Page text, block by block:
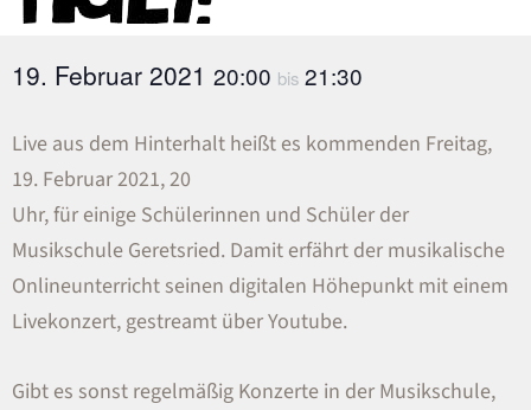
19. Februar 2021 20:00 bis 21:30
Live aus dem Hinterhalt heißt es kommenden Freitag,
19. Februar 2021, 20
Uhr, für einige Schülerinnen und Schüler der
Musikschule Geretsried. Damit erfährt der musikalische
Onlineunterricht seinen digitalen Höhepunkt mit einem
Livekonzert, gestreamt über Youtube.
Gibt es sonst regelmäßig Konzerte in der Musikschule,